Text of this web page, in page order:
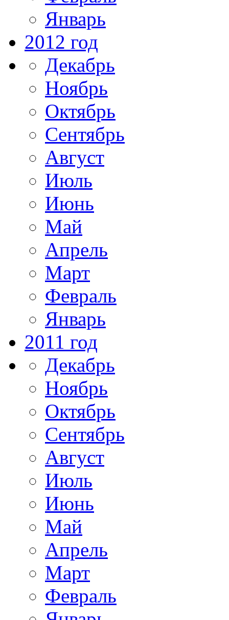
Январь
2012 год
Декабрь
Ноябрь
Октябрь
Сентябрь
Август
Июль
Июнь
Май
Апрель
Март
Февраль
Январь
2011 год
Декабрь
Ноябрь
Октябрь
Сентябрь
Август
Июль
Июнь
Май
Апрель
Март
Февраль